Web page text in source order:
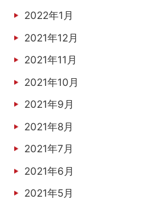
2022年1月
2021年12月
2021年11月
2021年10月
2021年9月
2021年8月
2021年7月
2021年6月
2021年5月